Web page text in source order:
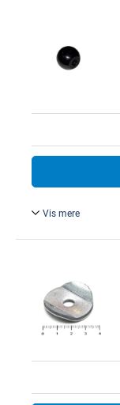
Vis mere